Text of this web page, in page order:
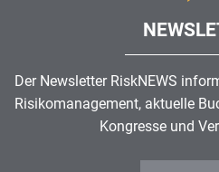
Der Newsletter RiskNEWS
Risikomanagement, aktuelle
Kongresse und